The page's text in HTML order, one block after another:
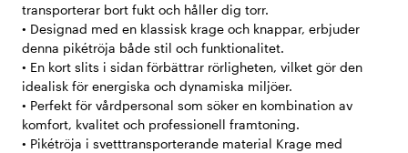
transporterar bort fukt och håller dig torr.
• Designad med en klassisk krage och knappar, erbjuder
denna pikétröja både stil och funktionalitet.
• En kort slits i sidan förbättrar rörligheten, vilket gör den
idealisk för energiska och dynamiska miljöer.
• Perfekt för vårdpersonal som söker en kombination av
komfort, kvalitet och professionell framtoning.
• Pikétröja i svetttransporterande material Krage med